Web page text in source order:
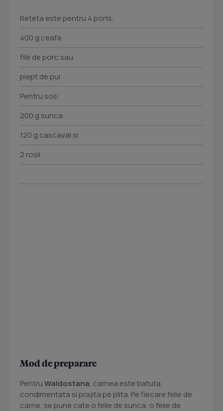
Reteta este pentru 4 portii:
400 g ceafa
filé de porc sau
piept de pui
Pentru sos:
200 g sunca
120 g cascaval si
2 rosii
Mod de preparare
PentruWaldostana, carnea este batuta,
condimentata si prajita pe plita. Pe fiecare felie de
carne, se pune cate o felie de sunca, o felie de